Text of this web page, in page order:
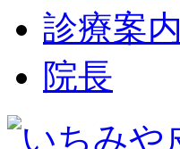
診療案内
院長